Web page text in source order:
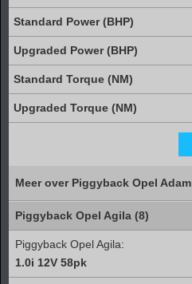
Meer over Piggyback Opel Adam
Piggyback Opel Agila (8)
Piggyback Opel Agila:
1.0i 12V 58pk